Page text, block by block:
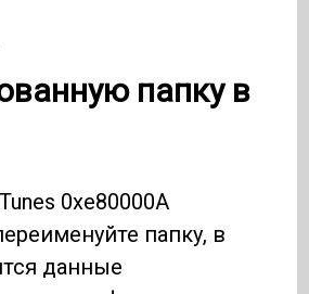
папку в
0xe80000A
папку, в
данные